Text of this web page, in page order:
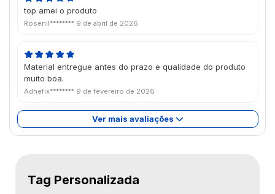
top amei o produto
Rosenil******** 9 de abril de 2026
Material entregue antes do prazo e qualidade do produto
muito boa.
Adhefix******** 9 de fevereiro de 2026
Ver mais avaliações
Tag Personalizada